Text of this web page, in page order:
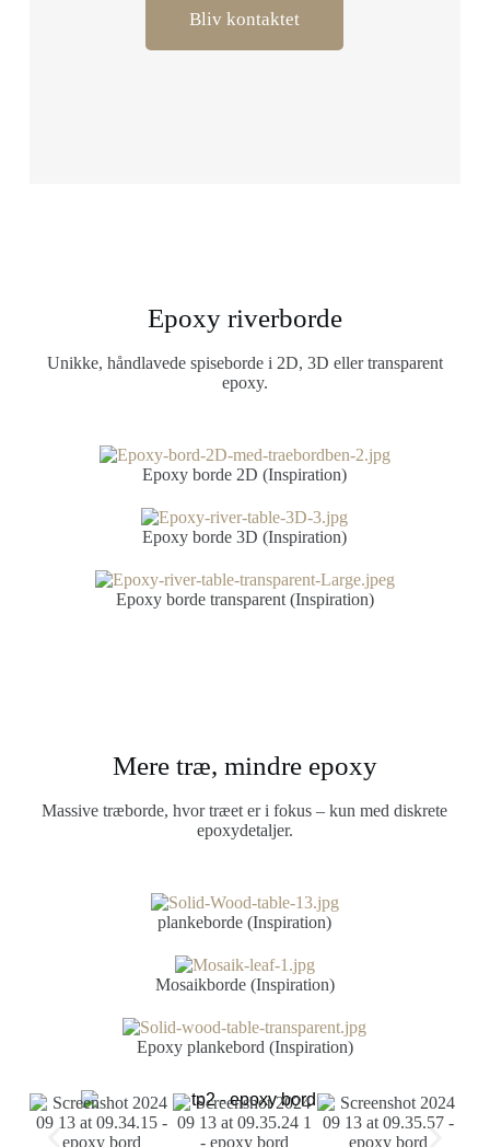
Bliv kontaktet
Epoxy riverborde
Unikke, håndlavede spiseborde i 2D, 3D eller transparent
epoxy.
Epoxy borde 2D (Inspiration)
Epoxy borde 3D (Inspiration)
Epoxy borde transparent (Inspiration)
Mere træ, mindre epoxy
Massive træborde, hvor træet er i fokus – kun med diskrete
epoxydetaljer.
plankeborde (Inspiration)
Mosaikborde (Inspiration)
Epoxy plankebord (Inspiration)